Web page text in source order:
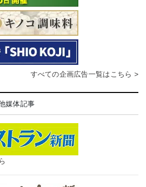
すべての企画広告一覧はこちら >
媒体記事